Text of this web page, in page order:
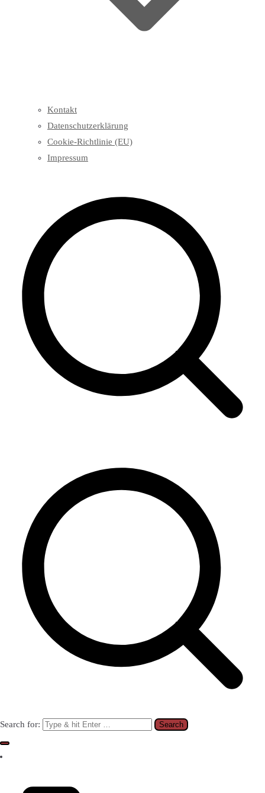
Kontakt
Datenschutzerklärung
Cookie-Richtlinie (EU)
Impressum
Search for: